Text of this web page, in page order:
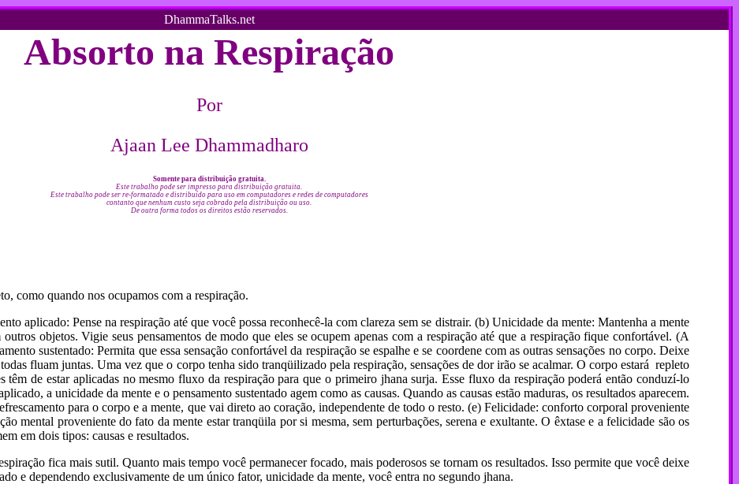
DhammaTalks.net
Absorto na Respiração
Por
Ajaan Lee Dhammadharo
Somente para distribuição gratuita.
Este trabalho pode ser impresso para distribuição gratuita.
Este trabalho pode ser re-formatado e distribuído para uso em computadores e redes de computadores
contanto que nenhum custo seja cobrado pela distribuição ou uso.
De outra forma todos os direitos estão reservados.
como quando nos ocupamos com a respiração.
aplicado: Pense na respiração até que você possa reconhecê-la com clareza sem se distrair. (b) Unicidade da mente: Mantenha a mente
objetos. Vigie seus pensamentos de modo que eles se ocupem apenas com a respiração até que a respiração fique confortável. (A
sustentado: Permita que essa sensação confortável da respiração se espalhe e se coordene com as outras sensações no corpo. Deixe
todas fluam juntas. Uma vez que o corpo tenha sido tranqüilizado pela respiração, sensações de dor irão se acalmar. O corpo estará repleto
têm de estar aplicadas no mesmo fluxo da respiração para que o primeiro jhana surja. Esse fluxo da respiração poderá então conduzí-lo
a unicidade da mente e o pensamento sustentado agem como as causas. Quando as causas estão maduras, os resultados aparecem.
para o corpo e a mente, que vai direto ao coração, independente de todo o resto. (e) Felicidade: conforto corporal proveniente
mental proveniente do fato da mente estar tranqüila por si mesma, sem perturbações, serena e exultante. O êxtase e a felicidade são os
em dois tipos: causas e resultados.
fica mais sutil. Quanto mais tempo você permanecer focado, mais poderosos se tornam os resultados. Isso permite que você deixe
e dependendo exclusivamente de um único fator, unicidade da mente, você entra no segundo jhana.